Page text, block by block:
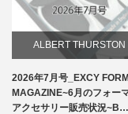
ALBERT THURSTON
お知らせ
2026年7月号_EXCY
MAGAZINE~6月のフォー
アクセサリー販売状況~B…